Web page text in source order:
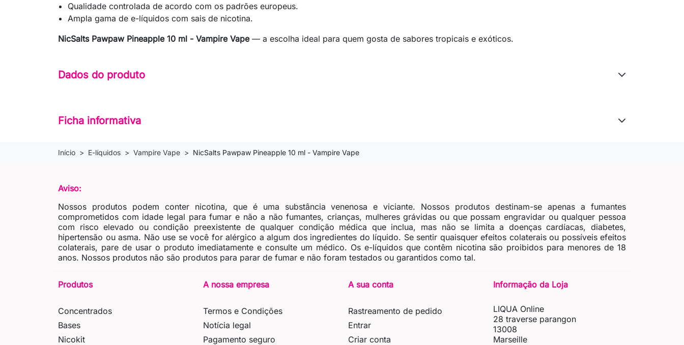
Qualidade controlada de acordo com os padrões europeus.
Ampla gama de e-líquidos com sais de nicotina.
NicSalts Pawpaw Pineapple 10 ml - Vampire Vape— a escolha ideal para quem gosta de sabores tropicais e exóticos.
Dados do produto
Ficha informativa
Início E-líquidos Vampire Vape NicSalts Pawpaw Pineapple 10 ml - Vampire Vape
Aviso:
Nossos produtos podem conter nicotina, que é uma substância venenosa e viciante. Nossos produtos destinam-se apenas a fumantes
comprometidos com idade legal para fumar e não a não fumantes, crianças, mulheres grávidas ou que possam engravidar ou qualquer pessoa
com risco elevado ou condição preexistente de qualquer condição médica que inclua, mas não se limita a doenças cardíacas, diabetes,
hipertensão ou asma. Não use se você for alérgico a algum dos ingredientes do líquido. Se sentir quaisquer efeitos colaterais ou possíveis efeitos
colaterais, pare de usar o produto imediatamente e consulte um médico. Os e-líquidos que contêm nicotina são proibidos para menores de 18
anos. Nossos produtos não são produtos para parar de fumar e não foram testados ou garantidos como tal.
Produtos
Concentrados
Bases
Nicokit
A nossa empresa
Termos e Condições
Notícia legal
Pagamento seguro
A sua conta
Rastreamento de pedido
Entrar
Criar conta
Informação da Loja
LIQUA Online
28 traverse parangon
13008
Marseille